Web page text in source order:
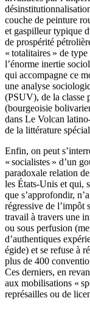
couche de peinture
et gaspilleur typique
de prospérité
« totalitaires » de
l’énorme inertie
qui accompagne ce
une analyse
(PSUV), de la classe
(bourgeoisie
dans Le Volcan
de la littérature
Enfin, on peut
« socialistes » d’un
paradoxale relation
les États-Unis et qui,
que s’approfondir,
régressive de
travail à travers une
ou sous perfusion
d’authentiques
égide) et se refuse à
plus de 400
Ces derniers, en
aux mobilisations «
représailles ou de